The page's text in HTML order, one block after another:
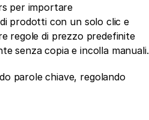
per importare
prodotti con un solo clic e
regole di prezzo predefinite
senza copia e incolla manuali.
parole chiave, regolando